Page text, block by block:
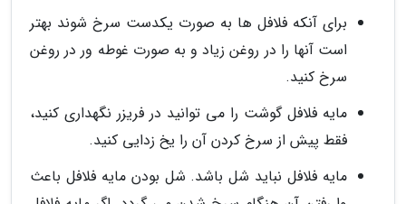
برای آنکه فلافل ها به صورت یکدست سرخ شوند بهتر
است آنها را در روغن زیاد و به صورت غوطه ور در روغن
سرخ کنید.
مایه فلافل گوشت را می توانید در فریزر نگهداری کنید،
فقط پیش از سرخ کردن آن را یخ زدایی کنید.
مایه فلافل نباید شل باشد. شل بودن مایه فلافل باعث